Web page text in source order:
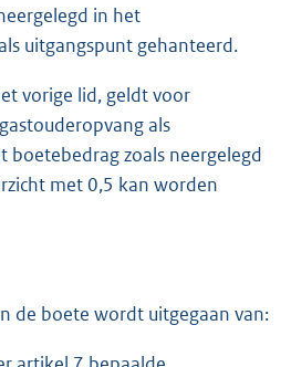
in het
uitgangspunt gehanteerd.
vorige lid, geldt voor
als
boetebedrag zoals neergelegd
met 0,5 kan worden
de boete wordt uitgegaan van: